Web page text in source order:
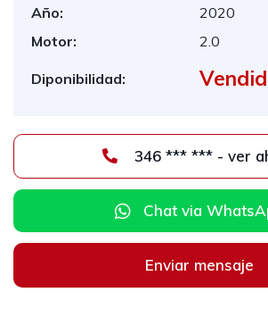
Año:
2020
Motor:
2.0
Diponibilidad:
346 *** *** -
Chat via
Enviar mensaje